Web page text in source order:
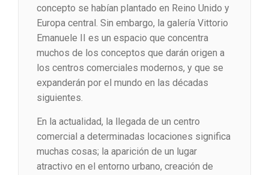
concepto se habían plantado en Reino Unido y
Europa central. Sin embargo, la galería Vittorio
Emanuele II es un espacio que concentra
muchos de los conceptos que darán origen a
los centros comerciales modernos, y que se
expanderán por el mundo en las décadas
siguientes.
En la actualidad, la llegada de un centro
comercial a determinadas locaciones significa
muchas cosas; la aparición de un lugar
atractivo en el entorno urbano, creación de